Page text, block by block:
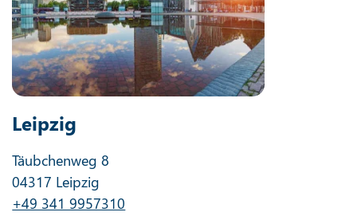
Leipzig
Täubchenweg 8
04317 Leipzig
+49 341 9957310